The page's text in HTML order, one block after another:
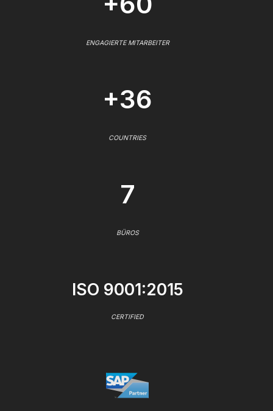
ENGAGIERTE MITARBEITER
+36
COUNTRIES
7
BÜROS
ISO 9001:2015
CERTIFIED